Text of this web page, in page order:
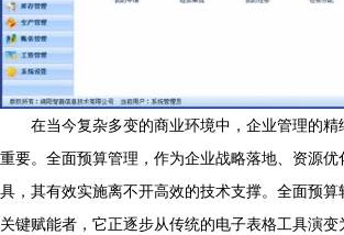
在当今复杂多变的商业环境中，企业管理的
重要。全面预算管理，作为企业战略落地、资源
具，其有效实施离不开高效的技术支撑。全面预
关键赋能者，它正逐步从传统的电子表格工具演